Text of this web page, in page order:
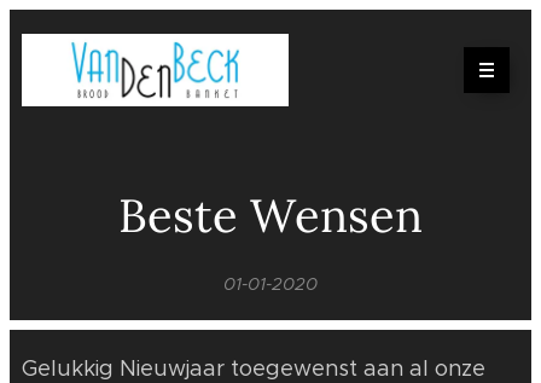
Beste Wensen
01-01-2020
Gelukkig Nieuwjaar toegewenst aan al onze